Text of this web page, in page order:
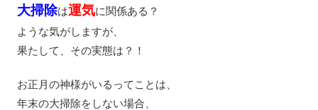
大掃除は運気に関係ある？
ような気がしますが、
果たして、その実態は？！
お正月の神様がいるってことは、
年末の大掃除をしない場合、